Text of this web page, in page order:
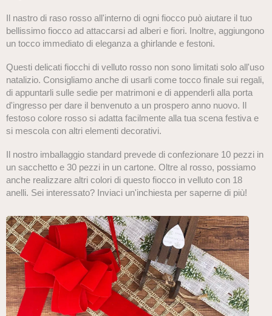
Il nastro di raso rosso all'interno di ogni fiocco può aiutare il tuo
bellissimo fiocco ad attaccarsi ad alberi e fiori. Inoltre, aggiungono
un tocco immediato di eleganza a ghirlande e festoni.
Questi delicati fiocchi di velluto rosso non sono limitati solo all'uso
natalizio. Consigliamo anche di usarli come tocco finale sui regali,
di appuntarli sulle sedie per matrimoni e di appenderli alla porta
d'ingresso per dare il benvenuto a un prospero anno nuovo. Il
festoso colore rosso si adatta facilmente alla tua scena festiva e
si mescola con altri elementi decorativi.
Il nostro imballaggio standard prevede di confezionare 10 pezzi in
un sacchetto e 30 pezzi in un cartone. Oltre al rosso, possiamo
anche realizzare altri colori di questo fiocco in velluto con 18
anelli. Sei interessato? Inviaci un'inchiesta per saperne di più!